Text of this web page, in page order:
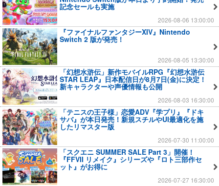
記念セールも実施
2026-08-06 13:00:00
『ファイナルファンタジーXIV』Nintendo
Switch 2 版が発売！
2026-08-05 13:30:00
「幻想水滸伝」新作モバイルRPG『幻想水滸伝
STAR LEAP』日本配信日が8月7日(金)に決定！
新キャラクターや声優情報も公開
2026-08-03 16:30:00
「テニスの王子様」恋愛ADV『学プリ』『ドキ
サバ』が本日発売！新規スチルやUI最適化を施
したリマスター版
2026-07-30 11:00:00
「スクエニ SUMMER SALE Part 3」開催！
『FFVII リメイク』シリーズや『ロト三部作セ
ット』がお得に
2026-07-27 16:30:00